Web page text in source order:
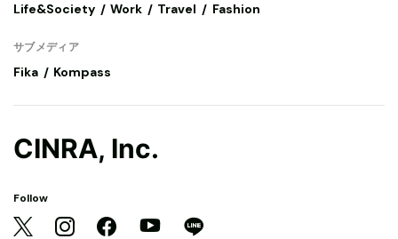
Life&Society
Work Travel Fashion
サブメディア
Fika Kompass
CINRA, Inc.
Follow